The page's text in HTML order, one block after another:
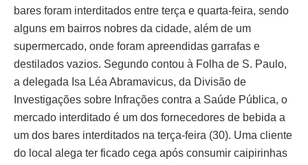
bares foram interditados entre terça e quarta-feira, sendo
alguns em bairros nobres da cidade, além de um
supermercado, onde foram apreendidas garrafas e
destilados vazios. Segundo contou à Folha de S. Paulo,
a delegada Isa Léa Abramavicus, da Divisão de
Investigações sobre Infrações contra a Saúde Pública, o
mercado interditado é um dos fornecedores de bebida a
um dos bares interditados na terça-feira (30). Uma cliente
do local alega ter ficado cega após consumir caipirinhas